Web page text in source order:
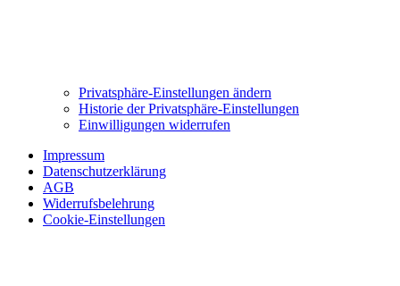
Privatsphäre-Einstellungen ändern
Historie der Privatsphäre-Einstellungen
Einwilligungen widerrufen
Impressum
Datenschutzerklärung
AGB
Widerrufsbelehrung
Cookie-Einstellungen